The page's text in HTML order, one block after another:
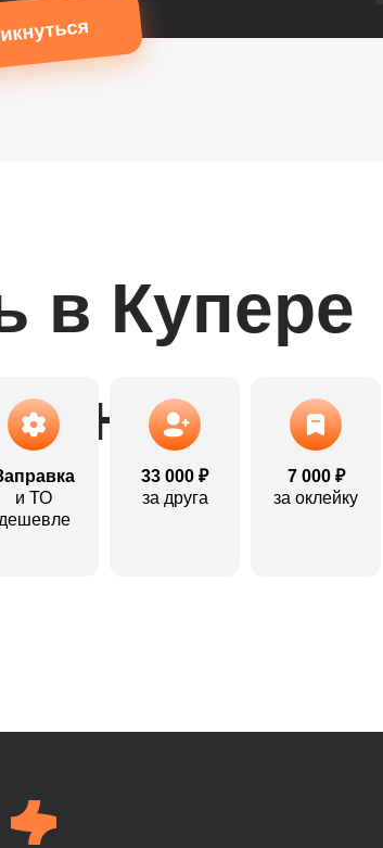
в Купере
и ТО
дешевле
33 000 ₽
за друга
7 000 ₽
за оклейку